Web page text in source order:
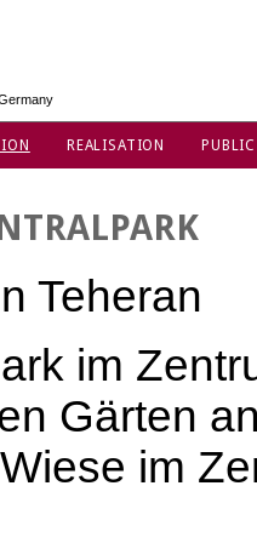
REALISATION
Teheran
im
Gärten
im